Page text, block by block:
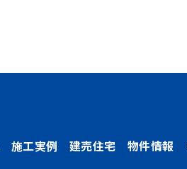
施工実例 建売住宅 物件情報